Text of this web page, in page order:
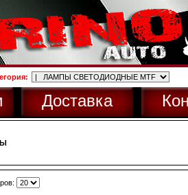
Доставка